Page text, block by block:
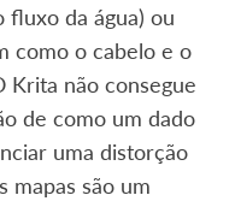
fluxo da água) ou
como o cabelo e o
Krita não consegue
de como um dado
uma distorção
mapas são um